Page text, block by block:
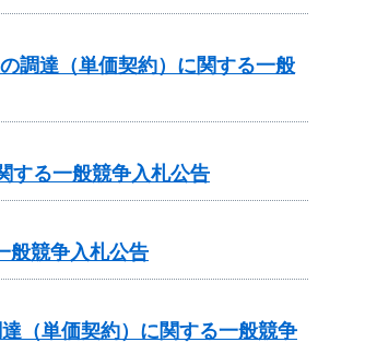
調達（単価契約）に関する一般
する一般競争入札公告
般競争入札公告
（単価契約）に関する一般競争